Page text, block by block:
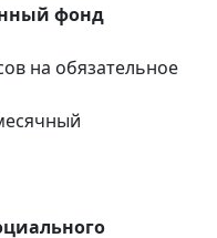
фонд
на обязательное